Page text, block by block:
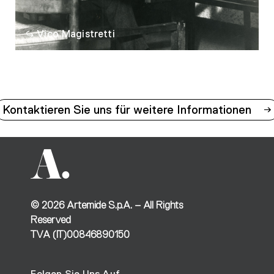
Vico Magistretti
Kontaktieren Sie uns für weitere Informationen
© 2026Artemide S.p.A. – All Rights
Reserved
TVA (IT)00846890150